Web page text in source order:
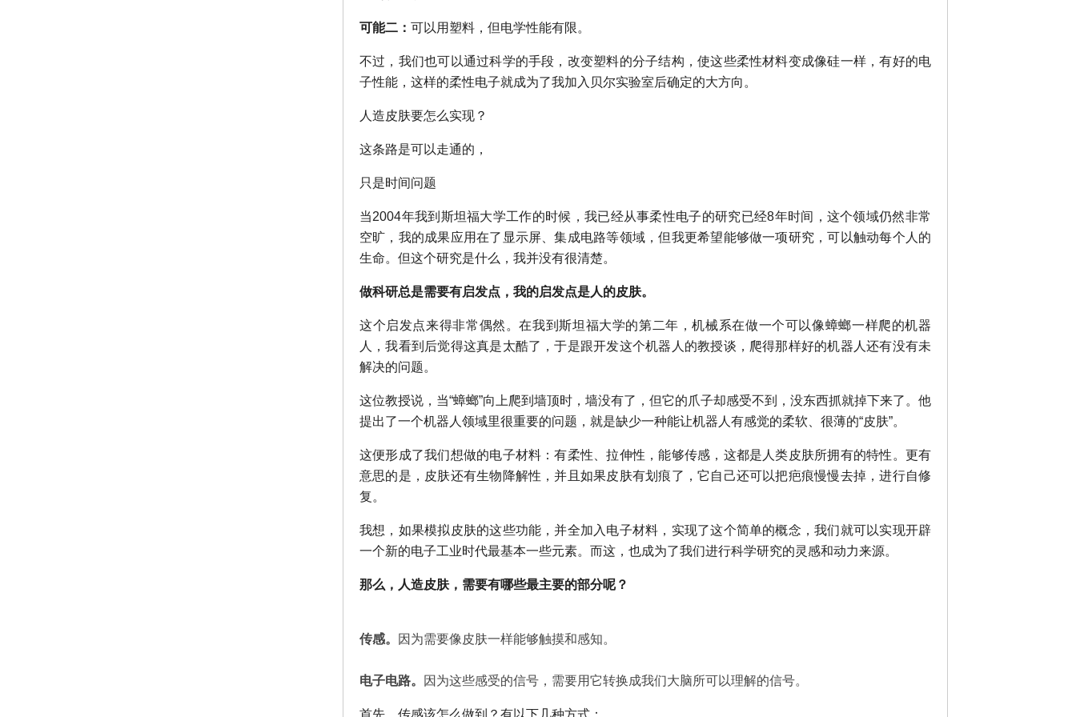
可能二： 可以用塑料，但电学性能有限。
不过，我们也可以通过科学的手段，改变塑料的分子结构，使这些柔性材料变成像硅一样，有好的电
子性能，这样的柔性电子就成为了我加入贝尔实验室后确定的大方向。
人造皮肤要怎么实现？
这条路是可以走通的，
只是时间问题
当2004年我到斯坦福大学工作的时候，我已经从事柔性电子的研究已经8年时间，这个领域仍然非常
空旷，我的成果应用在了显示屏、集成电路等领域，但我更希望能够做一项研究，可以触动每个人的
生命。但这个研究是什么，我并没有很清楚。
做科研总是需要有启发点，我的启发点是人的皮肤。
这个启发点来得非常偶然。在我到斯坦福大学的第二年，机械系在做一个可以像蟑螂一样爬的机器
人，我看到后觉得这真是太酷了，于是跟开发这个机器人的教授谈，爬得那样好的机器人还有没有未
解决的问题。
这位教授说，当“蟑螂”向上爬到墙顶时，墙没有了，但它的爪子却感受不到，没东西抓就掉下来了。他
提出了一个机器人领域里很重要的问题，就是缺少一种能让机器人有感觉的柔软、很薄的“皮肤”。
这便形成了我们想做的电子材料：有柔性、拉伸性，能够传感，这都是人类皮肤所拥有的特性。更有
意思的是，皮肤还有生物降解性，并且如果皮肤有划痕了，它自己还可以把疤痕慢慢去掉，进行自修
复。
我想，如果模拟皮肤的这些功能，并全加入电子材料，实现了这个简单的概念，我们就可以实现开辟
一个新的电子工业时代最基本一些元素。而这，也成为了我们进行科学研究的灵感和动力来源。
那么，人造皮肤，需要有哪些最主要的部分呢？
传感。 因为需要像皮肤一样能够触摸和感知。
电子电路。 因为这些感受的信号，需要用它转换成我们大脑所可以理解的信号。
首先，传感该怎么做到？有以下几种方式：